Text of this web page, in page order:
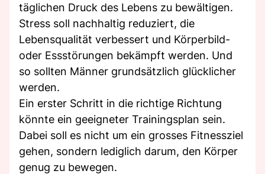
täglichen Druck des Lebens zu bewältigen.
Stress soll nachhaltig reduziert, die
Lebensqualität verbessert und Körperbild-
oder Essstörungen bekämpft werden. Und
so sollten Männer grundsätzlich glücklicher
werden.
Ein erster Schritt in die richtige Richtung
könnte ein geeigneter Trainingsplan sein.
Dabei soll es nicht um ein grosses Fitnessziel
gehen, sondern lediglich darum, den Körper
genug zu bewegen.